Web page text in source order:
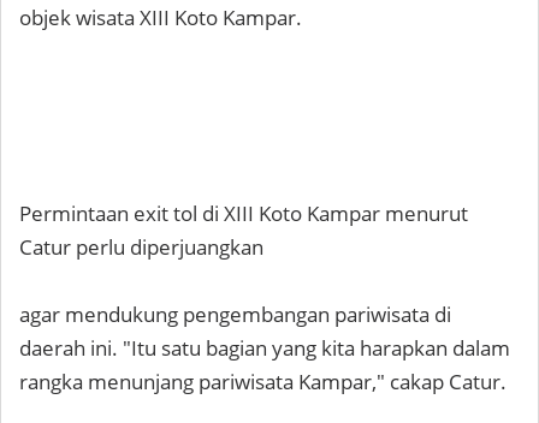
objek wisata XIII Koto Kampar.
Permintaan exit tol di XIII Koto Kampar menurut
Catur perlu diperjuangkan
agar mendukung pengembangan pariwisata di
daerah ini. "Itu satu bagian yang kita harapkan dalam
rangka menunjang pariwisata Kampar," cakap Catur.